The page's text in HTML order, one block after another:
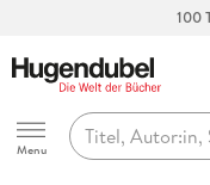
100
Hugendubel
Menu